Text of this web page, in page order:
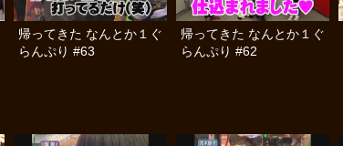
帰ってきた なんとか１ぐ
らんぷり #63
帰ってきた なんとか１ぐ
らんぷり #62